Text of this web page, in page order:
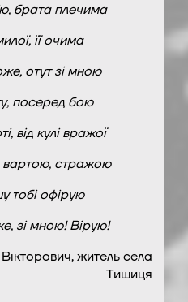
брата плечима
її очима
отут зі мною
посеред бою
від кулі вражої
стражою
тобі офірую
зі мною! Вірую!
житель села
Тишиця